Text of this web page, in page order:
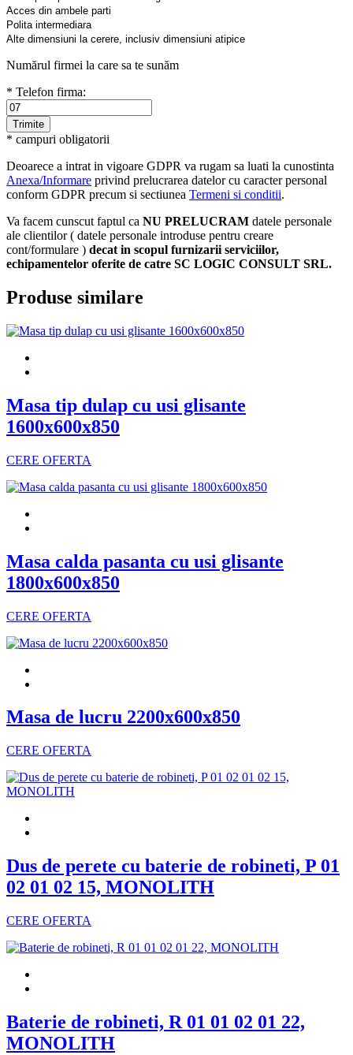
Acces din ambele parti
Polita intermediara
Alte dimensiuni la cerere, inclusiv dimensiuni atipice
Numărul firmei la care sa te sunăm
* Telefon firma:
* campuri obligatorii
Deoarece a intrat in vigoare GDPR va rugam sa luati la cunostinta
Anexa/Informare privind prelucrarea datelor cu caracter personal
conform GDPR precum si sectiunea Termeni si conditii.
Va facem cunscut faptul ca NU PRELUCRAM datele personale
ale clientilor ( datele personale introduse pentru creare
cont/formulare ) decat in scopul furnizarii serviciilor,
echipamentelor oferite de catre SC LOGIC CONSULT SRL.
Produse similare
Masa tip dulap cu usi glisante
1600x600x850
CERE OFERTA
Masa calda pasanta cu usi glisante
1800x600x850
CERE OFERTA
Masa de lucru 2200x600x850
CERE OFERTA
Dus de perete cu baterie de robineti, P 01
02 01 02 15, MONOLITH
CERE OFERTA
Baterie de robineti, R 01 01 02 01 22,
MONOLITH